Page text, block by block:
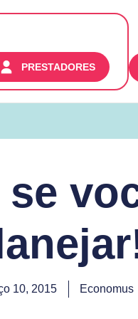
PRESTADORES
10, 2015 Economus